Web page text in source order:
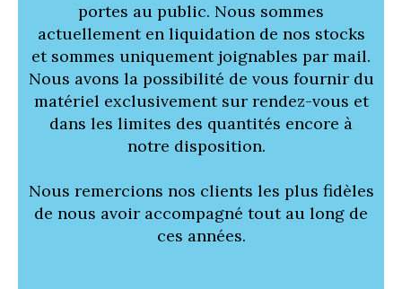
portes au public. Nous sommes
actuellement en liquidation de nos stocks
et sommes uniquement joignables par mail.
Nous avons la possibilité de vous fournir du
matériel exclusivement sur rendez-vous et
dans les limites des quantités encore à
notre disposition.
Nous remercions nos clients les plus fidèles
de nous avoir accompagné tout au long de
ces années.